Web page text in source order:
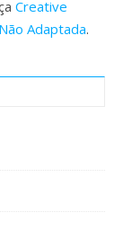
Creative
Adaptada.